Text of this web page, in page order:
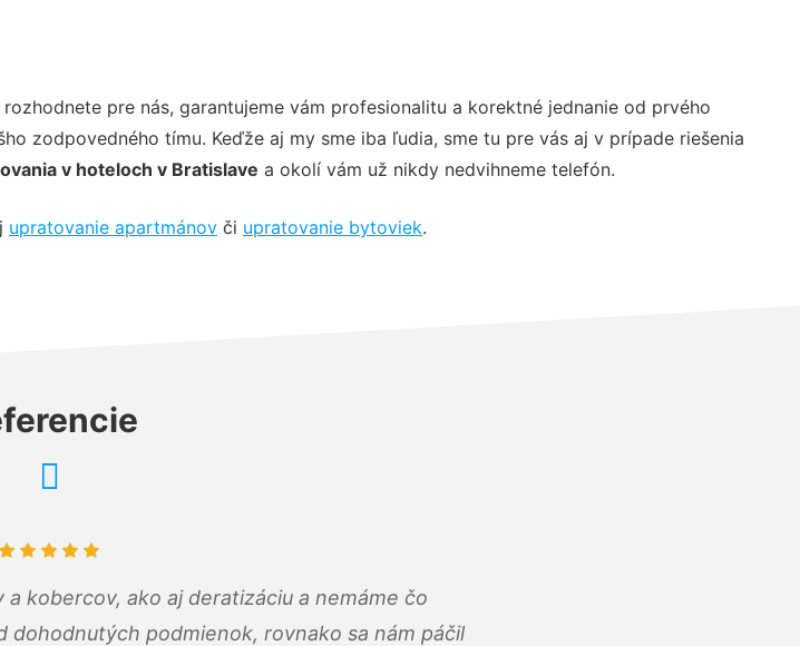
pre nás, garantujeme vám profesionalitu a korektné jednanie od prvého
zodpovedného tímu. Keďže aj my sme iba ľudia, sme tu pre vás aj v prípade riešenia
v hoteloch v Bratislave a okolí vám už nikdy nedvihneme telefón.
upratovanie apartmánov či upratovanie bytoviek.
kobercov, ako aj deratizáciu a nemáme čo
podmienok, rovnako sa nám páčil